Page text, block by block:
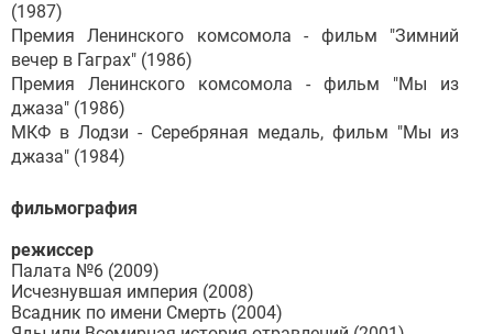
(1987)
Премия Ленинского комсомола - фильм "Зимний
вечер в Гаграх" (1986)
Премия Ленинского комсомола - фильм "Мы из
джаза" (1986)
МКФ в Лодзи - Серебряная медаль, фильм "Мы из
джаза" (1984)
фильмография
режиссер
Палата №6 (2009)
Исчезнувшая империя (2008)
Всадник по имени Смерть (2004)